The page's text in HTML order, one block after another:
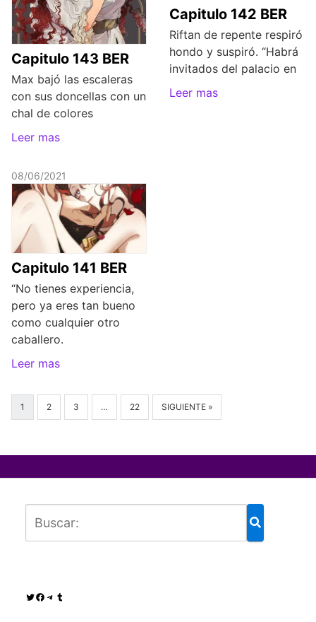
Capitulo 143 BER
Max bajó las escaleras
con sus doncellas con un
chal de colores
Leer mas
Capitulo 142 BER
Riftan de repente respiró
hondo y suspiró. “Habrá
invitados del palacio en
Leer mas
08/06/2021
Capitulo 141 BER
“No tienes experiencia,
pero ya eres tan bueno
como cualquier otro
caballero.
Leer mas
1 2 3 … 22 SIGUIENTE »
Twitter
Facebook
Telegram
Tumblr